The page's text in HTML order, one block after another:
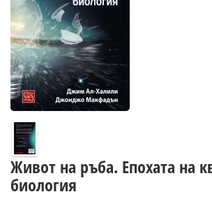
Живот на ръба. Епохата на
биология